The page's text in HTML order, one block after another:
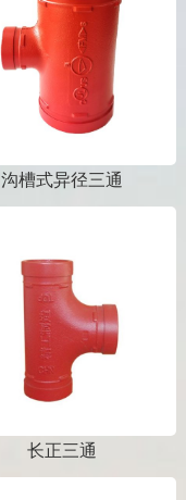
沟槽式异径三通
长正三通